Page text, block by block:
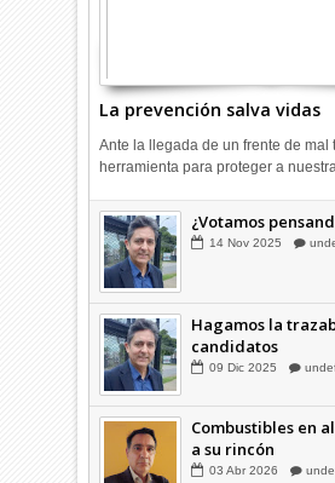
La prevención salva vidas
Ante la llegada de un frente de mal
herramienta para proteger a
¿Votamos
14 Nov 2025
Hagamos la
candidatos
09 Dic 2025
Combustibles en
a su rincón
03 Abr 2026